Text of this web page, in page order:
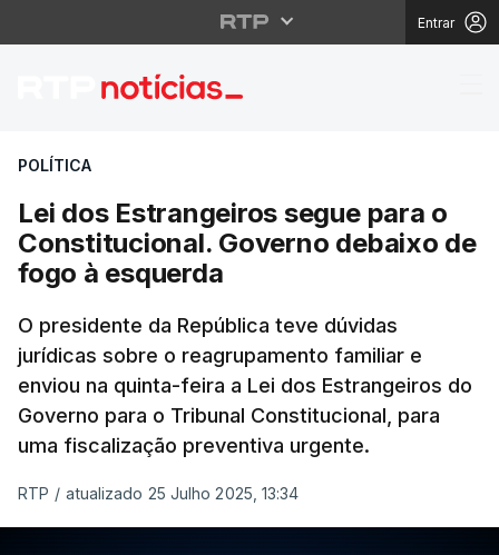
Entrar
Lei dos Estrangeiros
POLÍTICA
Lei dos Estrangeiros segue para o
Constitucional. Governo debaixo de
fogo à esquerda
O presidente da República teve dúvidas
jurídicas sobre o reagrupamento familiar e
enviou na quinta-feira a Lei dos Estrangeiros do
Governo para o Tribunal Constitucional, para
uma fiscalização preventiva urgente.
RTP / atualizado 25 Julho 2025, 13:34